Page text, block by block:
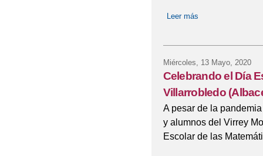
Leer más
Miércoles, 13 Mayo, 2020
Celebrando el Día
Villarrobledo
A pesar de la
y alumnos del Virrey
Escolar de las